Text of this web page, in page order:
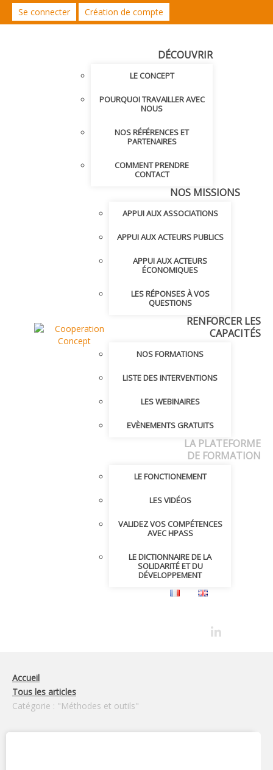
Se connecter Création de compte
DÉCOUVRIR
LE CONCEPT
POURQUOI TRAVAILLER AVEC
NOUS
NOS RÉFÉRENCES ET
PARTENAIRES
COMMENT PRENDRE
CONTACT
NOS MISSIONS
APPUI AUX ASSOCIATIONS
APPUI AUX ACTEURS PUBLICS
APPUI AUX ACTEURS
ÉCONOMIQUES
LES RÉPONSES À VOS
QUESTIONS
RENFORCER LES
CAPACITÉS
NOS FORMATIONS
LISTE DES INTERVENTIONS
LES WEBINAIRES
EVÈNEMENTS GRATUITS
LA PLATEFORME
DE FORMATION
LE FONCTIONEMENT
LES VIDÉOS
VALIDEZ VOS COMPÉTENCES
AVEC HPASS
LE DICTIONNAIRE DE LA
SOLIDARITÉ ET DU
DÉVELOPPEMENT
Accueil
Tous les articles
Catégorie : "Méthodes et outils"